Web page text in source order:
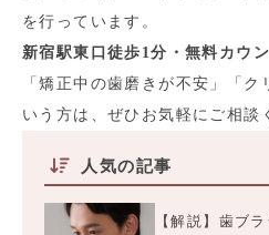
を行っています。
新宿駅東口徒歩1分・無料カウ
「矯正中の歯磨きが不安」「
いう方は、ぜひお気軽にご相談
人気の記事
【解説】歯ブ